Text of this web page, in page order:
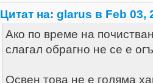
Цитат на: glarus в Feb 03,
Ако по време на
слагал обрагно не се е
Освен това не е голяма